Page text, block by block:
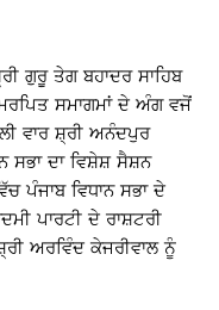
ਗੁਰੂ ਤੇਗ ਬਹਾਦਰ ਸਾਹਿਬ
ਸਮਾਗਮਾਂ ਦੇ ਅੰਗ ਵਜੋਂ
ਵਾਰ ਸ਼੍ਰੀ ਅਨੰਦਪੁਰ
ਸਭਾ ਦਾ ਵਿਸ਼ੇਸ਼ ਸੈਸ਼ਨ
ਪੰਜਾਬ ਵਿਧਾਨ ਸਭਾ ਦੇ
ਪਾਰਟੀ ਦੇ ਰਾਸ਼ਟਰੀ
ਅਰਵਿੰਦ ਕੇਜਰੀਵਾਲ ਨੂੰ